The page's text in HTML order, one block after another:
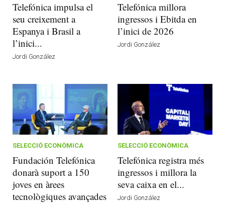
Telefónica impulsa el
seu creixement a
Espanya i Brasil a
l’inici...
Jordi González
Telefónica millora
ingressos i Ebitda en
l’inici de 2026
Jordi González
SELECCIÓ ECONÒMICA
Fundación Telefónica
donarà suport a 150
joves en àrees
tecnològiques avançades
SELECCIÓ ECONÒMICA
Telefónica registra més
ingressos i millora la
seva caixa en el...
Jordi González